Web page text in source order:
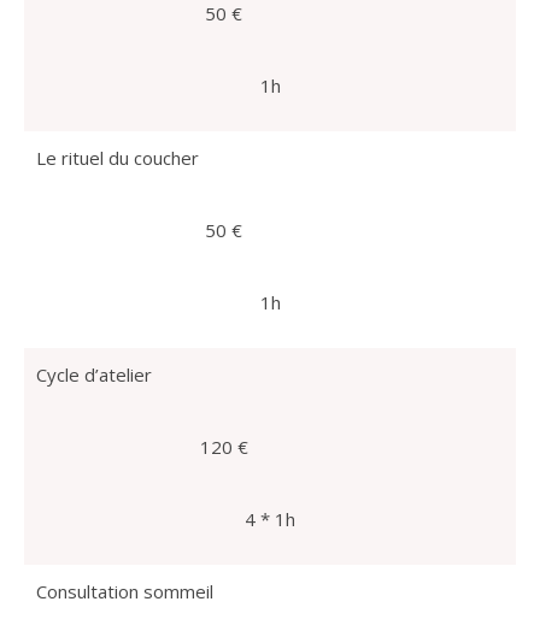
50 €
1h
Le rituel du coucher
50 €
1h
Cycle d’atelier
120 €
4 * 1h
Consultation sommeil